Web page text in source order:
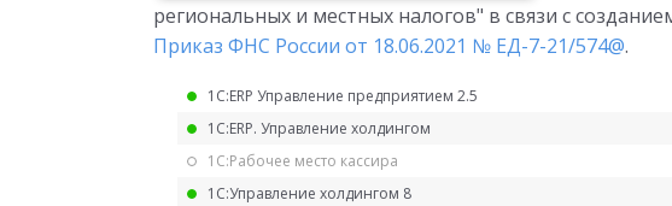
региональных и местных налогов" в связи с
Приказ ФНС России от 18.06.2021 № ЕД-7-21/574@.
1С:ERP Управление предприятием 2.5
1С:ERP. Управление холдингом
1С:Рабочее место кассира
1С:Управление холдингом 8